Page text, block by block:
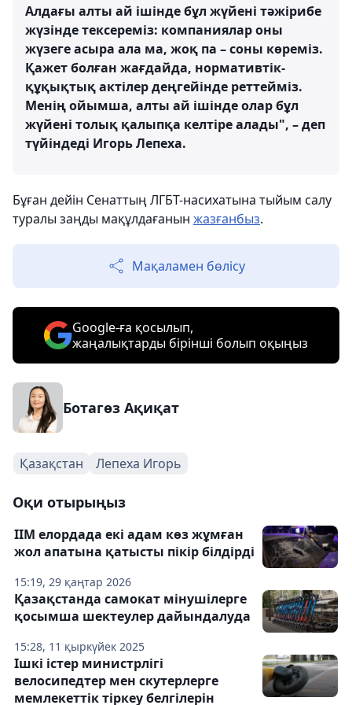
Алдағы алты ай ішінде бұл жүйені тәжірибе
жүзінде тексереміз: компаниялар оны
жүзеге асыра ала ма, жоқ па – соны көреміз.
Қажет болған жағдайда, нормативтік-
құқықтық актілер деңгейінде реттейміз.
Менің ойымша, алты ай ішінде олар бұл
жүйені толық қалыпқа келтіре алады", – деп
түйіндеді Игорь Лепеха.
Бұған дейін Сенаттың ЛГБТ-насихатына тыйым салу
туралы заңды мақұлдағанын жазғанбыз.
Мақаламен бөлісу
Google-ға қосылып,
жаңалықтарды бірінші болып оқыңыз
Ботагөз Ақиқат
Қазақстан Лепеха Игорь
Оқи отырыңыз
15:19, 29 қаңтар 2026
ІІМ елордада екі адам көз жұмған
жол апатына қатысты пікір білдірді
15:28, 11 қыркүйек 2025
Қазақстанда самокат мінушілерге
қосымша шектеулер дайындалуда
Ішкі істер министрлігі
велосипедтер мен скутерлерге
мемлекеттік тіркеу белгілерін